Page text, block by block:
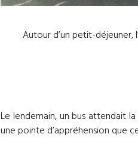
Autour d’un petit-déjeuner,
Le lendemain, un bus attendait
une pointe d’appréhension que